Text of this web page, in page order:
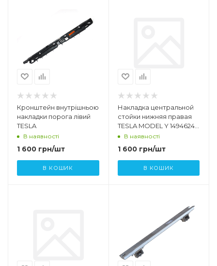
Кронштейн внутрішньою
накладки порога лівий
TESLA
В наявності
1 600 грн/шт
В КОШИК
Накладка центральной
стойки нижняя правая
TESLA MODEL Y 1494624-
00-F 1494624-00-E
В наявності
1 600грн/шт
В КОШИК